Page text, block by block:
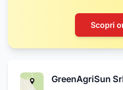
Scopri
GreenAgriSun